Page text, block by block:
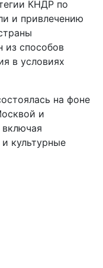
КНДР по
и привлечению
из способов
в условиях
на фоне
и
культурные